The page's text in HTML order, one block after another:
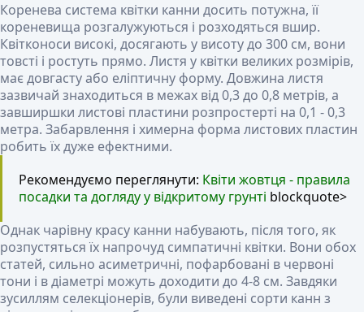
Коренева система квітки канни досить потужна, її
кореневища розгалужуються і розходяться вшир.
Квітконоси високі, досягають у висоту до 300 см, вони
товсті і ростуть прямо. Листя у квітки великих розмірів,
має довгасту або еліптичну форму. Довжина листя
зазвичай знаходиться в межах від 0,3 до 0,8 метрів, а
завширшки листові пластини розпростерті на 0,1 - 0,3
метра. Забарвлення і химерна форма листових пластин
робить їх дуже ефектними.
Рекомендуємо переглянути: Квіти жовтця - правила
посадки та догляду у відкритому грунті blockquote>
Однак чарівну красу канни набувають, після того, як
розпустяться їх напрочуд симпатичні квітки. Вони обох
статей, сильно асиметричні, пофарбовані в червоні
тони і в діаметрі можуть доходити до 4-8 см. Завдяки
зусиллям селекціонерів, були виведені сорти канн з